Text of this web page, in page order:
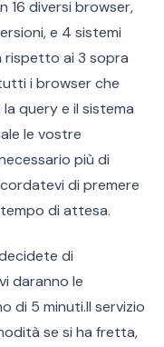
16 diversi browser,
e 4 sistemi
rispetto ai 3 sopra
i browser che
query e il sistema
le vostre
più di
di premere
di attesa.
di
daranno le
di 5 minuti.Il servizio
se si ha fretta,